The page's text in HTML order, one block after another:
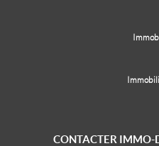
CONTACTER IMMO-